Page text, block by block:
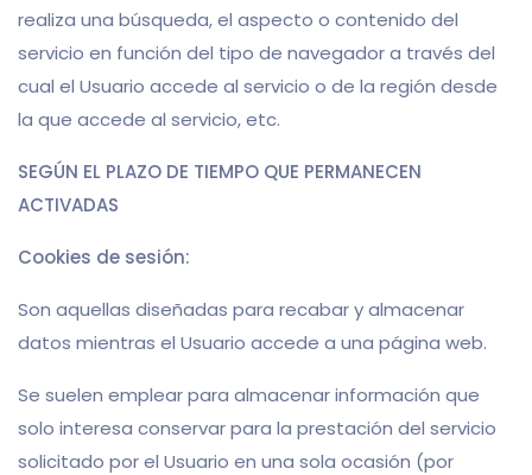
realiza una búsqueda, el aspecto o contenido del
servicio en función del tipo de navegador a través del
cual el Usuario accede al servicio o de la región desde
la que accede al servicio, etc.
SEGÚN EL PLAZO DE TIEMPO QUE PERMANECEN
ACTIVADAS
Cookies de sesión:
Son aquellas diseñadas para recabar y almacenar
datos mientras el Usuario accede a una página web.
Se suelen emplear para almacenar información que
solo interesa conservar para la prestación del servicio
solicitado por el Usuario en una sola ocasión (por